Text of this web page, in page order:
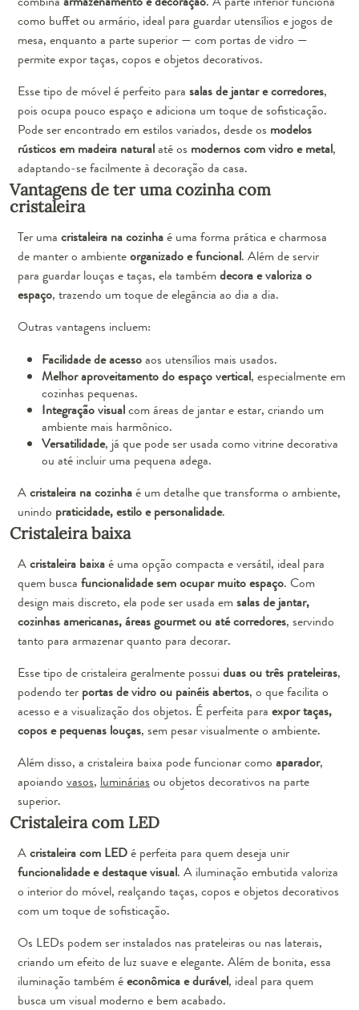
como buffet ou armário, ideal para guardar utensílios e jogos de
mesa, enquanto a parte superior — com portas de vidro —
permite expor taças, copos e objetos decorativos.
Esse tipo de móvel é perfeito para salas de jantar e corredores,
pois ocupa pouco espaço e adiciona um toque de sofisticação.
Pode ser encontrado em estilos variados, desde os modelos
rústicos em madeira naturalaté os modernos com vidro e metal,
adaptando-se facilmente à decoração da casa.
Vantagens de ter uma cozinha com
cristaleira
Ter uma cristaleira na cozinhaé uma forma prática e charmosa
de manter o ambienteorganizado e funcional. Além de servir
para guardar louças e taças, ela tambémdecora e valoriza o
espaço, trazendo um toque de elegância ao dia a dia.
Outras vantagens incluem:
Facilidade de acessoaos utensílios mais usados.
Melhor aproveitamento do espaço vertical, especialmente em
cozinhas pequenas.
Integração visualcom áreas de jantar e estar, criando um
ambiente mais harmônico.
Versatilidade, já que pode ser usada como vitrine decorativa
ou até incluir uma pequena adega.
Acristaleira na cozinhaé um detalhe que transforma o ambiente,
unindo praticidade, estilo e personalidade.
Cristaleira baixa
Acristaleira baixaé uma opção compacta e versátil, ideal para
quem busca funcionalidade sem ocupar muito espaço. Com
design mais discreto, ela pode ser usada emsalas de jantar,
cozinhas americanas, áreas gourmet ou até corredores, servindo
tanto para armazenar quanto para decorar.
Esse tipo de cristaleira geralmente possuiduas ou três prateleiras,
podendo ter portas de vidro ou painéis abertos, o que facilita o
acesso e a visualização dos objetos. É perfeita para expor taças,
copos e pequenas louças, sem pesar visualmente o ambiente.
Além disso, a cristaleira baixa pode funcionar como aparador,
apoiando vasos, luminárias ou objetos decorativos na parte
superior.
Cristaleira com LED
Acristaleira com LEDé perfeita para quem deseja unir
funcionalidade e destaque visual. A iluminação embutida valoriza
o interior do móvel, realçando taças, copos e objetos decorativos
com um toque de sofisticação.
Os LEDs podem ser instalados nas prateleiras ou nas laterais,
criando um efeito de luz suave e elegante. Além de bonita, essa
iluminação também éeconômica e durável, ideal para quem
busca um visual moderno e bem acabado.